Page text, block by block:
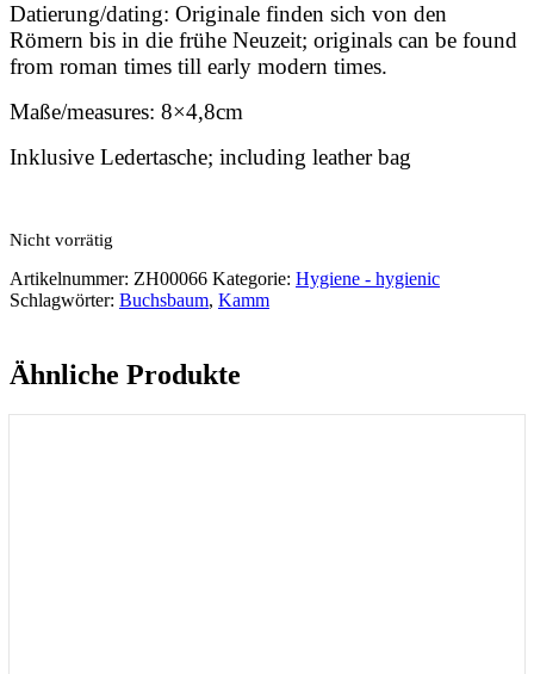
Datierung/dating: Originale finden sich von den
Römern bis in die frühe Neuzeit; originals can be found
from roman times till early modern times.
Maße/measures: 8×4,8cm
Inklusive Ledertasche; including leather bag
Nicht vorrätig
Artikelnummer: ZH00066 Kategorie: Hygiene - hygienic
Schlagwörter: Buchsbaum, Kamm
Ähnliche Produkte